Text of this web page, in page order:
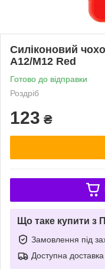
Силіконовий
A12/M12 Red
Готово до відправки
Роздріб
123 ₴
Що таке купити з
Замовлення під
Доступна доставка